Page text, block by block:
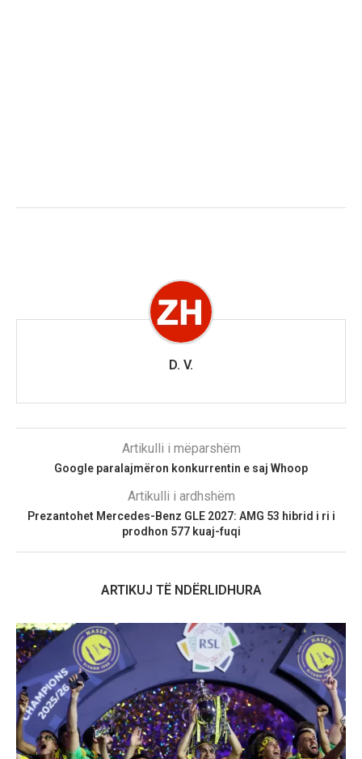
D. V.
Artikulli i mëparshëm
Google paralajmëron konkurrentin e saj Whoop
Artikulli i ardhshëm
Prezantohet Mercedes-Benz GLE 2027: AMG 53 hibrid i ri i
prodhon 577 kuaj-fuqi
ARTIKUJ TË NDËRLIDHURA